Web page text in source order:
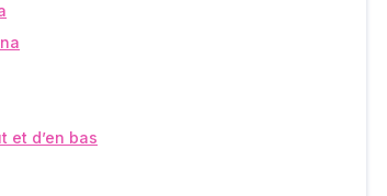
et d’en bas